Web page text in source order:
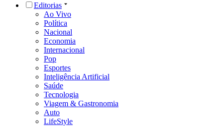
Editorias
Ao Vivo
Política
Nacional
Economia
Internacional
Pop
Esportes
Inteligência Artificial
Saúde
Tecnologia
Viagem & Gastronomia
Auto
LifeStyle